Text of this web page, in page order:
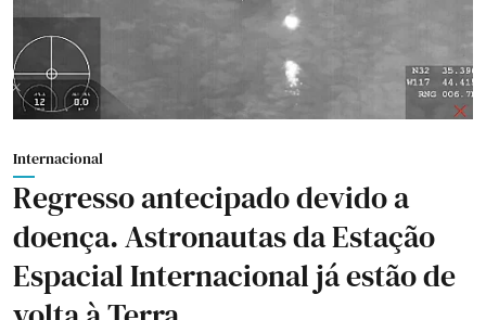
Internacional
Regresso antecipado devido a
doença. Astronautas da Estação
Espacial Internacional já estão de